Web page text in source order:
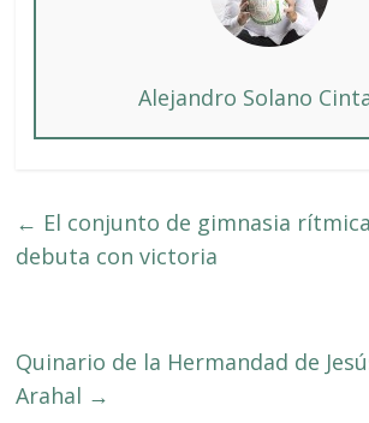
Alejandro Solano
← El conjunto de gimnasia
debuta con victoria
Quinario de la Hermandad de
Arahal →